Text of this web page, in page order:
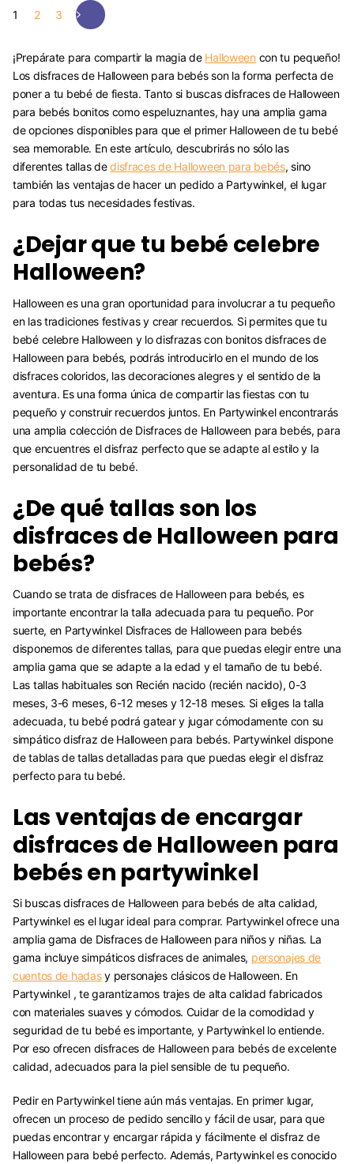
1 2 3
¡Prepárate para compartir la magia de Halloween con tu pequeño!
Los disfraces de Halloween para bebés son la forma perfecta de
poner a tu bebé de fiesta. Tanto si buscas disfraces de Halloween
para bebés bonitos como espeluznantes, hay una amplia gama
de opciones disponibles para que el primer Halloween de tu bebé
sea memorable. En este artículo, descubrirás no sólo las
diferentes tallas dedisfraces de Halloween para bebés, sino
también las ventajas de hacer un pedido a Partywinkel, el lugar
para todas tus necesidades festivas.
¿Dejar que tu bebé celebre
Halloween?
Halloween es una gran oportunidad para involucrar a tu pequeño
en las tradiciones festivas y crear recuerdos. Si permites que tu
bebé celebre Halloween y lo disfrazas con bonitos disfraces de
Halloween para bebés, podrás introducirlo en el mundo de los
disfraces coloridos, las decoraciones alegres y el sentido de la
aventura. Es una forma única de compartir las fiestas con tu
pequeño y construir recuerdos juntos. En Partywinkel encontrarás
una amplia colección de Disfraces de Halloween para bebés, para
que encuentres el disfraz perfecto que se adapte al estilo y la
personalidad de tu bebé.
¿De qué tallas son los
disfraces de Halloween para
bebés?
Cuando se trata de disfraces de Halloween para bebés, es
importante encontrar la talla adecuada para tu pequeño. Por
suerte, en Partywinkel Disfraces de Halloween para bebés
disponemos de diferentes tallas, para que puedas elegir entre una
amplia gama que se adapte a la edad y el tamaño de tu bebé.
Las tallas habituales son Recién nacido (recién nacido), 0-3
meses, 3-6 meses, 6-12 meses y 12-18 meses. Si eliges la talla
adecuada, tu bebé podrá gatear y jugar cómodamente con su
simpático disfraz de Halloween para bebés. Partywinkel dispone
de tablas de tallas detalladas para que puedas elegir el disfraz
perfecto para tu bebé.
Las ventajas de encargar
disfraces de Halloween para
bebés en partywinkel
Si buscas disfraces de Halloween para bebés de alta calidad,
Partywinkel es el lugar ideal para comprar. Partywinkel ofrece una
amplia gama de Disfraces de Halloween para niños y niñas. La
gama incluye simpáticos disfraces de animales, personajes de
cuentos de hadasy personajes clásicos de Halloween. En
Partywinkel , te garantizamos trajes de alta calidad fabricados
con materiales suaves y cómodos. Cuidar de la comodidad y
seguridad de tu bebé es importante, y Partywinkel lo entiende.
Por eso ofrecen disfraces de Halloween para bebés de excelente
calidad, adecuados para la piel sensible de tu pequeño.
Pedir en Partywinkel tiene aún más ventajas. En primer lugar,
ofrecen un proceso de pedido sencillo y fácil de usar, para que
puedas encontrar y encargar rápida y fácilmente el disfraz de
Halloween para bebé perfecto. Además, Partywinkel es conocido